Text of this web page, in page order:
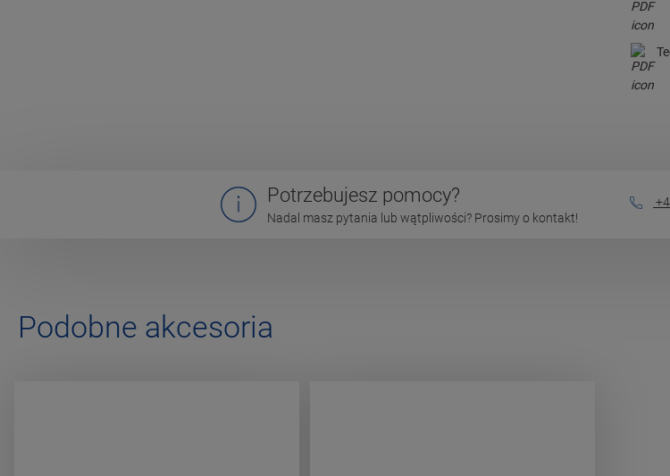
Potrzebujesz pomocy?
Nadal masz pytania lub wątpliwości? Prosimy o kontakt!
Podobne akcesoria